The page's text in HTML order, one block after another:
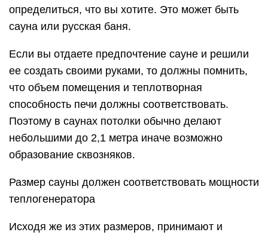
определиться, что вы хотите. Это может быть
сауна или русская баня.
Если вы отдаете предпочтение сауне и решили
ее создать своими руками, то должны помнить,
что объем помещения и теплотворная
способность печи должны соответствовать.
Поэтому в саунах потолки обычно делают
небольшими до 2,1 метра иначе возможно
образование сквозняков.
Размер сауны должен соответствовать мощности
теплогенератора
Исходя же из этих размеров, принимают и